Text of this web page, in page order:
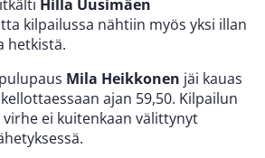
Hilla Uusimäen
kilpailussa nähtiin myös yksi illan
hetkistä.
Mila Heikkonen jäi kauas
ajan 59,50. Kilpailun
ei kuitenkaan välittynyt